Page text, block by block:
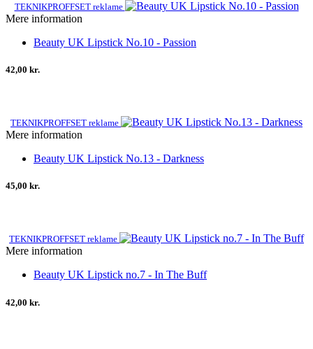
TEKNIKPROFFSET reklame
Mere information
Beauty UK Lipstick No.10 - Passion
42,00 kr.
TEKNIKPROFFSET reklame
Mere information
Beauty UK Lipstick No.13 - Darkness
45,00 kr.
TEKNIKPROFFSET reklame
Mere information
Beauty UK Lipstick no.7 - In The Buff
42,00 kr.